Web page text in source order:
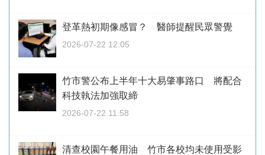
登革熱初期像感冒？ 醫師提醒民眾警覺
2026-07-22 12:05
竹市警公布上半年十大易肇事路口 將配合
科技執法加強取締
2026-07-22 11:58
清查校園午餐用油 竹市各校均未使用受影